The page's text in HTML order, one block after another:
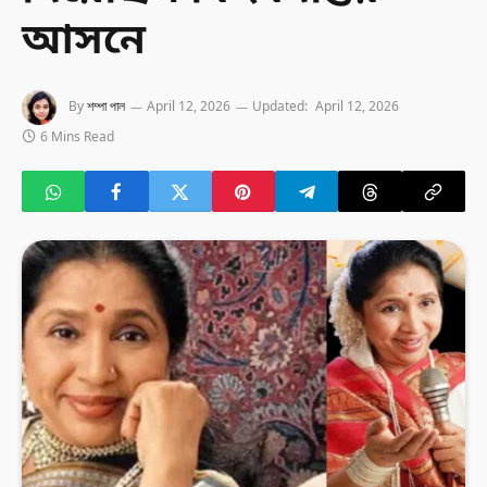
আসনে
Byশম্পা পাল April 12, 2026 Updated: April 12, 2026
6 Mins Read